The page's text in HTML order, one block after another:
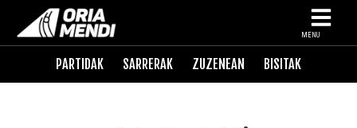
MENU
PARTIDAK SARRERAK ZUZENEAN BISITAK